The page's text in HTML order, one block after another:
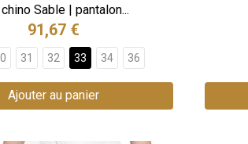
Sable | pantalon...
91,67 €
31 32 33 34 36
Ajouter au panier